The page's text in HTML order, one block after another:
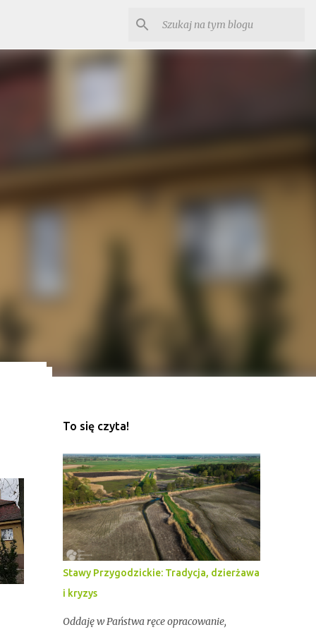
To się czyta!
Stawy Przygodzickie: Tradycja, dzierżawa
i kryzys
Oddaję w Państwa ręce opracowanie,